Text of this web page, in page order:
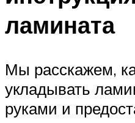
ламината
Мы расскажем,
укладывать
руками и